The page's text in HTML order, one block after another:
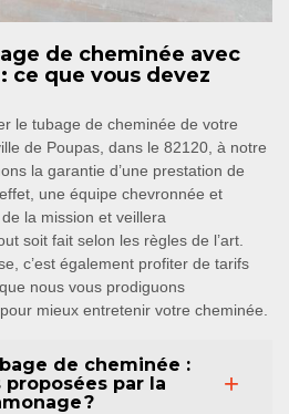
de cheminée avec
ce que vous devez
le tubage de cheminée de votre
de Poupas, dans le 82120, à notre
la garantie d’une prestation de
une équipe chevronnée et
la mission et veillera
soit fait selon les règles de l’art.
c’est également profiter de tarifs
nous vous prodiguons
mieux entretenir votre cheminée.
de cheminée :
par la
?